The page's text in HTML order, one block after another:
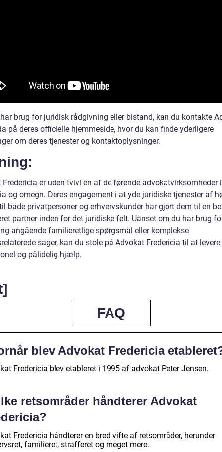
brug for juridisk rådgivning eller bistand, kan du kontakte
på deres officielle hjemmeside, hvor du kan finde yderligere
om deres tjenester og kontaktoplysninger.
Fredericia er uden tvivl en af de førende advokatvirksomheder i
og omegn. Deres engagement i at yde juridiske tjenester af
både privatpersoner og erhvervskunder har gjort dem til en
partner inden for det juridiske felt. Uanset om du har brug
angående familieretlige spørgsmål eller komplekse
sager, kan du stole på Advokat Fredericia til at levere
og pålidelig hjælp.
FAQ
blev Advokat Fredericia
Fredericia blev etableret i 1995 af advokat Peter Jensen.
retsområder håndterer Advokat
Fredericia håndterer en bred vifte af retsområder, herunder
familieret, strafferet og meget mere.